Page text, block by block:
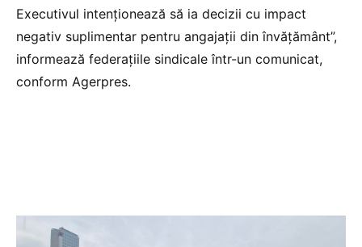
Executivul intenţionează să ia decizii cu impact
negativ suplimentar pentru angajaţii din învăţământ”,
informează federaţiile sindicale într-un comunicat,
conform Agerpres.